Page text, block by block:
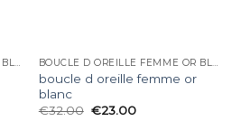
BOUCLE D OREILLE FEMME OR BLANC BOUCLE D OREILLE FEMME OR BLANC
boucle d oreille femme or
blanc
€32.00 €23.00